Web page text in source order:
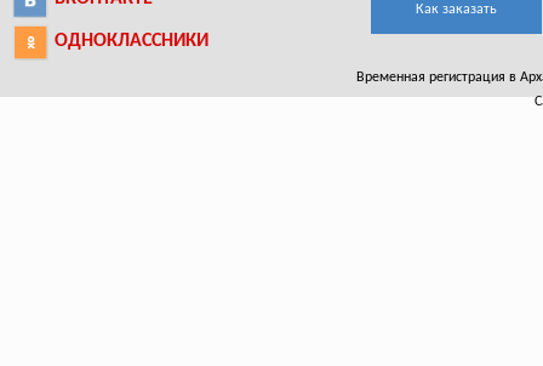
ОДНОКЛАССНИКИ
Как заказать
Временная регистрация в